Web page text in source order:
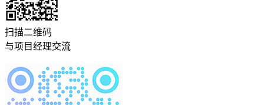
扫描二维码
与项目经理交流